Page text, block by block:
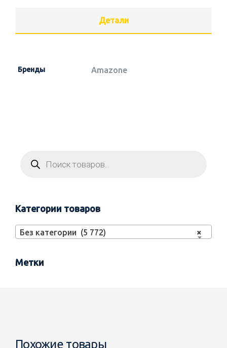
Детали
Бренды Amazone
Категории товаров
×
Без категории (5 772)
Метки
Похожие товары